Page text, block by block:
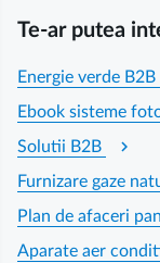
funcționare,
Te-ar putea
Energie verde B2B
Ebook sisteme
Solutii B2B chevron_right
Furnizare gaze
Plan de afaceri
Aparate aer